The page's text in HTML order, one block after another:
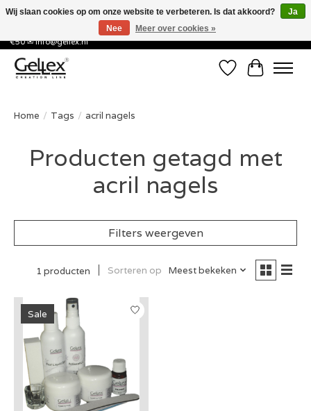
✅ Voor 15:00 besteld, de volgende werkdag in huis! ✅ Gratis verzenden vanaf
€50 ✉info@gellex.nl
Verlanglijst
Home / Tags / acril nagels
Producten getagd met
acril nagels
Filters weergeven
1 producten Sorteren op Meest bekeken
Sale
Wij slaan cookies op om onze website te verbeteren. Is dat akkoord?
Ja
Nee
Meer over cookies »